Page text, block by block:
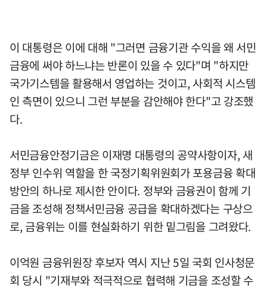
이 대통령은 이에 대해 "그러면 금융기관 수익을 왜 서민
금융에 써야 하느냐는 반론이 있을 수 있다"며 "하지만
국가기스템을 활용해서 영업하는 것이고, 사회적 시스템
인 측면이 있으니 그런 부분을 감안해야 한다"고 강조했
다.
서민금융안정기금은 이재명 대통령의 공약사항이자, 새
정부 인수위 역할을 한 국정기획위원회가 포용금융 확대
방안의 하나로 제시한 안이다. 정부와 금융권이 함께 기
금을 조성해 정책서민금융 공급을 확대하겠다는 구상으
로, 금융위는 이를 현실화하기 위한 밑그림을 그려왔다.
이억원 금융위원장 후보자 역시 지난 5일 국회 인사청문
회 당시 "기재부와 적극적으로 협력해 기금을 조성할 수